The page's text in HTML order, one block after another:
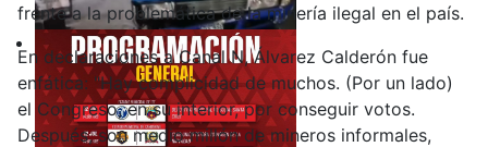
frente a la problemática de la minería ilegal en el país.
En declaraciones a Canal N, Álvarez Calderón fue
enfática: "Hay complicidad de muchos. (Por un lado)
el Congreso, en su interior, por conseguir votos.
Después, son medio millón de mineros informales,